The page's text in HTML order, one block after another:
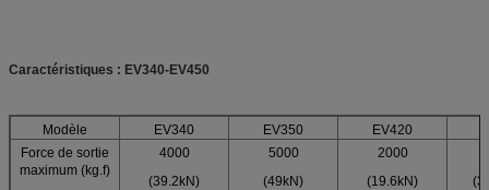
Caractéristiques : EV340-EV450
Modèle EV340 EV350 EV420
Force de sortie
maximum (kg.f)
4000
(39.2kN)
5000
(49kN)
2000
(19.6kN)